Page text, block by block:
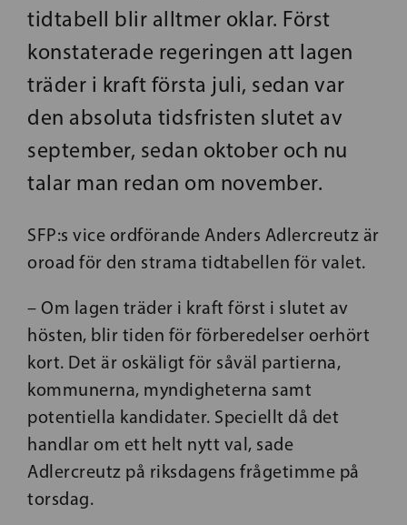
tidtabell blir alltmer oklar. Först
konstaterade regeringen att lagen
träder i kraft första juli, sedan var
den absoluta tidsfristen slutet av
september, sedan oktober och nu
talar man redan om november.
SFP:s vice ordförande Anders Adlercreutz är
oroad för den strama tidtabellen för valet.
– Om lagen träder i kraft först i slutet av
hösten, blir tiden för förberedelser oerhört
kort. Det är oskäligt för såväl partierna,
kommunerna, myndigheterna samt
potentiella kandidater. Speciellt då det
handlar om ett helt nytt val, sade
Adlercreutz på riksdagens frågetimme på
torsdag.